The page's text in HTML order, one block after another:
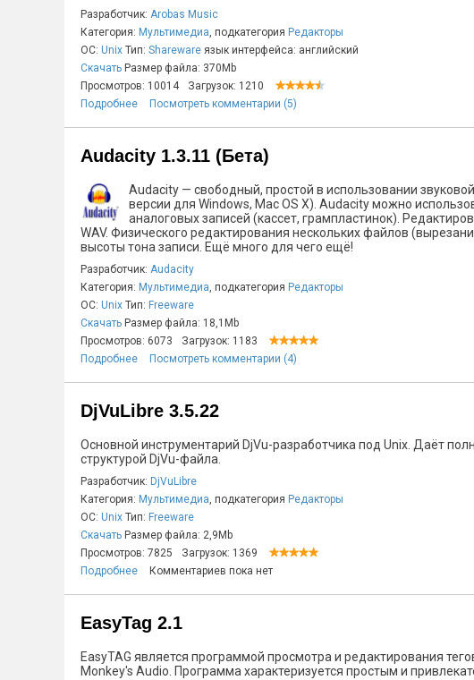
Разработчик: Arobas Music
Категория: Мультимедиа, подкатегория Редакторы
ОС: Unix Тип: Shareware язык интерфейса: английский
Скачать Размер файла: 370Mb
Просмотров: 10014
Загрузок: 1210
Подробнее
Посмотреть комментарии (5)
Audacity 1.3.11 (Бета)
Audacity — свободный, простой в использовании
версии для Windows, Mac OS X). Audacity можно
аналоговых записей (кассет, грампластинок).
WAV. Физического редактирования нескольких файлов
высоты тона записи. Ещё много для чего ещё!
Разработчик: Audacity
Категория: Мультимедиа, подкатегория Редакторы
ОС: Unix Тип: Freeware
Скачать Размер файла: 18,1Mb
Просмотров: 6073
Загрузок: 1183
Подробнее
Посмотреть комментарии (4)
DjVuLibre 3.5.22
Основной инструментарий DjVu-разработчика под Unix. Даёт
структурой DjVu-файла.
Разработчик: DjVuLibre
Категория: Мультимедиа, подкатегория Редакторы
ОС: Unix Тип: Freeware
Скачать Размер файла: 2,9Mb
Просмотров: 7825
Загрузок: 1369
Подробнее
Комментариев пока нет
EasyTag 2.1
EasyTAG является программой просмотра и редактирования
Monkey's Audio. Программа характеризуется простым и